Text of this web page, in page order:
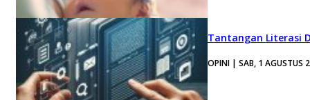
Tantangan Literasi
OPINI | SAB, 1 AGUSTUS